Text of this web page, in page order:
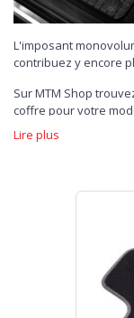
L'imposant
contribuez y encore
Sur MTM Shop
coffre pour votre
votre série et
conviendra à votre
votre set de tapis
Grand Voyager V.
,
Par ailleurs, pour
tapis
résistance à l'eau,
Lire plus